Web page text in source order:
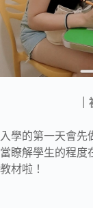
入學的第一天會先
當瞭解學生的程度
教材啦！